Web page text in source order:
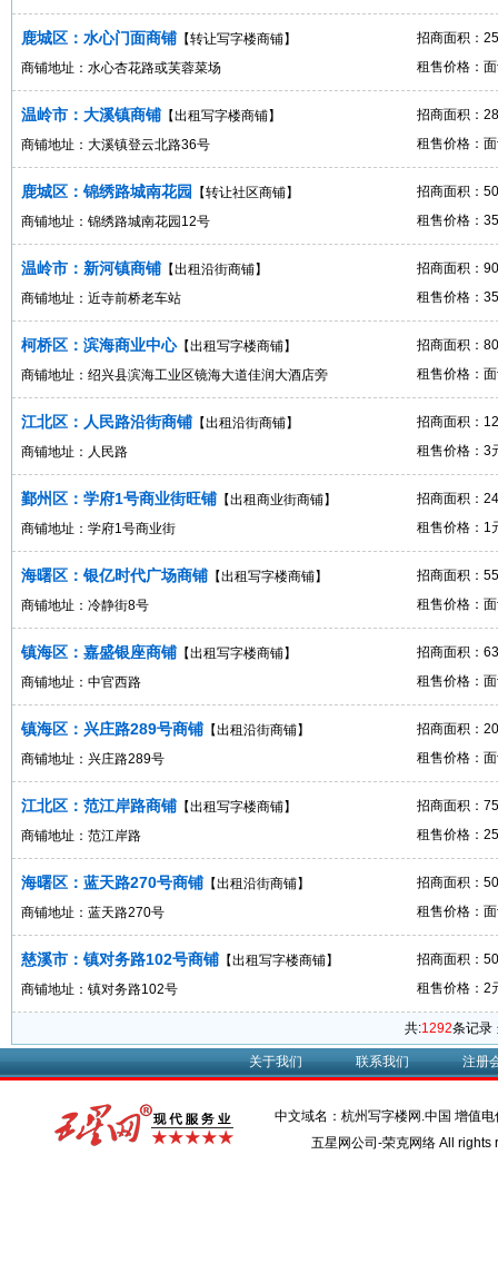
鹿城区：水心门面商铺 【转让写字楼商铺】
商铺地址：水心杏花路或芙蓉菜场
招商面积：
租售价格：
温岭市：大溪镇商铺 【出租写字楼商铺】
商铺地址：大溪镇登云北路36号
招商面积：
租售价格：
鹿城区：锦绣路城南花园
【转让社区商铺】
商铺地址：锦绣路城南花园12号
招商面积：
租售价格：
温岭市：新河镇商铺 【出租沿街商铺】
商铺地址：近寺前桥老车站
招商面积：
租售价格：
柯桥区：滨海商业中心【出租写字楼商铺】
商铺地址：绍兴县滨海工业区镜海大道佳润大酒店旁
招商面积：
租售价格：
江北区：人民路沿街商铺 【出租沿街商铺】
商铺地址：人民路
招商面积：
租售价格：3
鄞州区：学府1号商业街旺铺 【出租商业街商铺】
商铺地址：学府1号商业街
招商面积：
租售价格：1
海曙区：银亿时代广场商铺 【出租写字楼商铺】
商铺地址：冷静街8号
招商面积：
租售价格：
镇海区：嘉盛银座商铺 【出租写字楼商铺】
商铺地址：中官西路
招商面积：
租售价格：
镇海区：兴庄路289号商铺 【出租沿街商铺】
商铺地址：兴庄路289号
招商面积：
租售价格：
江北区：范江岸路商铺 【出租写字楼商铺】
商铺地址：范江岸路
招商面积：
租售价格：
海曙区：蓝天路270号商铺 【出租沿街商铺】
商铺地址：蓝天路270号
招商面积：
租售价格：
慈溪市：镇对务路102号商铺 【出租写字楼商铺】
商铺地址：镇对务路102号
招商面积：
租售价格：2
共:1292条记录
关于我们 联系我们 注册
中文域名：杭州写字楼网.中国 增值
五星网公司-荣克网络 All